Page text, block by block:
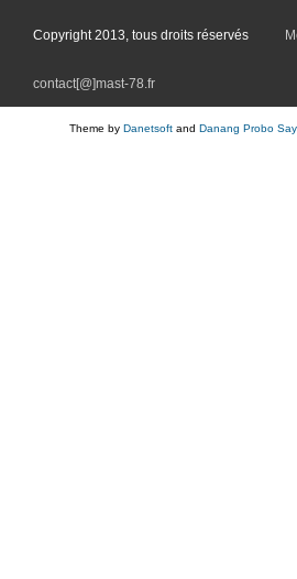
Copyright2013, tous droits réservés
contact[@]mast-78.fr
Theme by Danetsoft and Danang Probo